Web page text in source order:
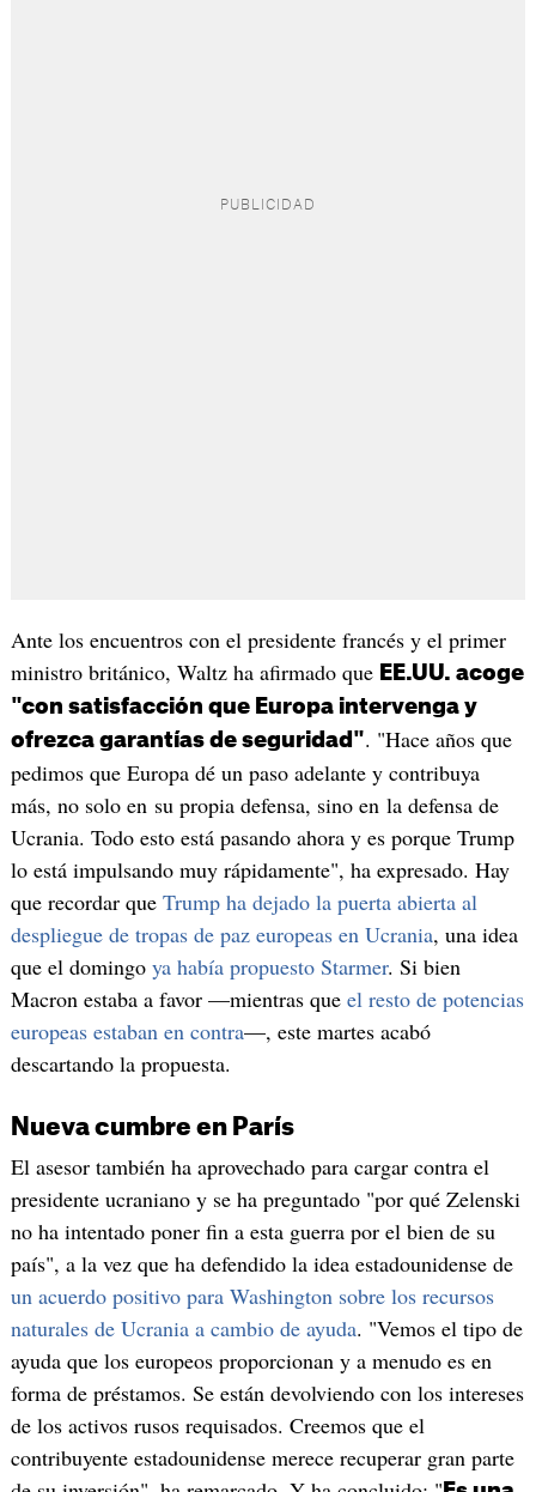
Ante los encuentros con el presidente francés y el primer
ministro británico, Waltz ha afirmado que EE.UU. acoge
"con satisfacción que Europa intervenga y
ofrezca garantías de seguridad". "Hace años que
pedimos que Europa dé un paso adelante y contribuya
más, no solo en su propia defensa, sino en la defensa de
Ucrania. Todo esto está pasando ahora y es porque Trump
lo está impulsando muy rápidamente", ha expresado. Hay
que recordar que Trump ha dejado la puerta abierta al
despliegue de tropas de paz europeas en Ucrania, una idea
que el domingo ya había propuesto Starmer. Si bien
Macron estaba a favor —mientras que el resto de potencias
europeas estaban en contra—, este martes acabó
descartando la propuesta.
Nueva cumbre en París
El asesor también ha aprovechado para cargar contra el
presidente ucraniano y se ha preguntado "por qué Zelenski
no ha intentado poner fin a esta guerra por el bien de su
país", a la vez que ha defendido la idea estadounidense de
un acuerdo positivo para Washington sobre los recursos
naturales de Ucrania a cambio de ayuda. "Vemos el tipo de
ayuda que los europeos proporcionan y a menudo es en
forma de préstamos. Se están devolviendo con los intereses
de los activos rusos requisados. Creemos que el
contribuyente estadounidense merece recuperar gran parte